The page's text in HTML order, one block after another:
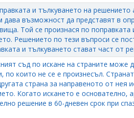
и тълкуването на
дава възможност да представят в
Той се произнася по
Решението по тези въпроси се
и тълкуването стават част от
съд по искане на страните може
по които не се е произнесъл.
страна за направеното от нея
Когато искането е основателно,
решение в 60-дневен срок при